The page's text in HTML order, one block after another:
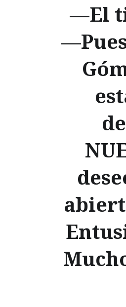
—El